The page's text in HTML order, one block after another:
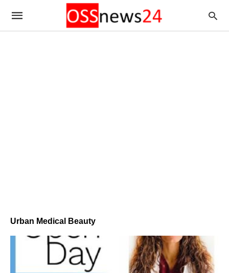
Urban Medical Beauty